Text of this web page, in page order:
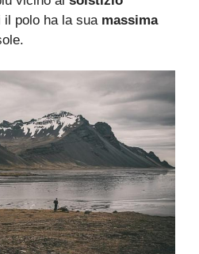
il polo ha la suamassima